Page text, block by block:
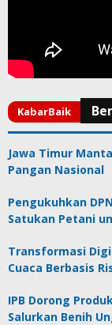
Jawa Timur
Pangan Nasional
Pengukuhkan
Satukan Petani
Transformasi
Cuaca Berbasis
IPB Dorong
Salurkan Benih